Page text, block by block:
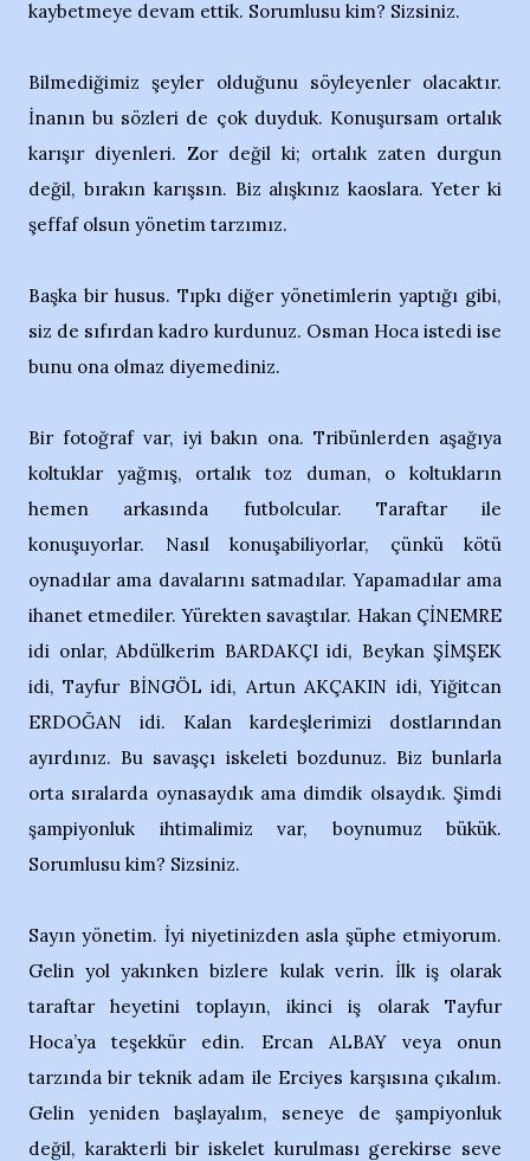
kaybetmeye devam ettik. Sorumlusu kim? Sizsiniz.
Bilmediğimiz şeyler olduğunu söyleyenler olacaktır.
İnanın bu sözleri de çok duyduk. Konuşursam ortalık
karışır diyenleri. Zor değil ki; ortalık zaten durgun
değil, bırakın karışsın. Biz alışkınız kaoslara. Yeter ki
şeffaf olsun yönetim tarzımız.
Başka bir husus. Tıpkı diğer yönetimlerin yaptığı gibi,
siz de sıfırdan kadro kurdunuz. Osman Hoca istedi ise
bunu ona olmaz diyemediniz.
Bir fotoğraf var, iyi bakın ona. Tribünlerden aşağıya
koltuklar yağmış, ortalık toz duman, o koltukların
hemen arkasında futbolcular. Taraftar ile
konuşuyorlar. Nasıl konuşabiliyorlar, çünkü kötü
oynadılar ama davalarını satmadılar. Yapamadılar ama
ihanet etmediler. Yürekten savaştılar. Hakan ÇİNEMRE
idi onlar, Abdülkerim BARDAKÇI idi, Beykan ŞİMŞEK
idi, Tayfur BİNGÖL idi, Artun AKÇAKIN idi, Yiğitcan
ERDOĞAN idi. Kalan kardeşlerimizi dostlarından
ayırdınız. Bu savaşçı iskeleti bozdunuz. Biz bunlarla
orta sıralarda oynasaydık ama dimdik olsaydık. Şimdi
şampiyonluk ihtimalimiz var, boynumuz bükük.
Sorumlusu kim? Sizsiniz.
Sayın yönetim. İyi niyetinizden asla şüphe etmiyorum.
Gelin yol yakınken bizlere kulak verin. İlk iş olarak
taraftar heyetini toplayın, ikinci iş olarak Tayfur
Hoca’ya teşekkür edin. Ercan ALBAY veya onun
tarzında bir teknik adam ile Erciyes karşısına çıkalım.
Gelin yeniden başlayalım, seneye de şampiyonluk
değil, karakterli bir iskelet kurulması gerekirse seve